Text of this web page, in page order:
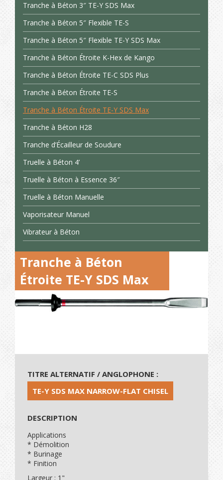
Tranche à Béton 3″ TE-Y SDS Max
Tranche à Béton 5″ Flexible TE-S
Tranche à Béton 5″ Flexible TE-Y SDS Max
Tranche à Béton Étroite K-Hex de Kango
Tranche à Béton Étroite TE-C SDS Plus
Tranche à Béton Étroite TE-S
Tranche à Béton Étroite TE-Y SDS Max
Tranche à Béton H28
Tranche d’Écailleur de Soudure
Truelle à Béton 4’
Truelle à Béton à Essence 36″
Truelle à Béton Manuelle
Vaporisateur Manuel
Vibrateur à Béton
Tranche à Béton
Étroite TE-Y SDS Max
TITRE ALTERNATIF / ANGLOPHONE :
TE-Y SDS MAX NARROW-FLAT CHISEL
DESCRIPTION
Applications
* Démolition
* Burinage
* Finition
Largeur : 1"